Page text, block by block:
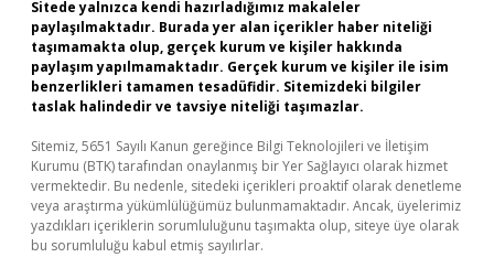
Sitede yalnızca kendi hazırladığımız makaleler
paylaşılmaktadır. Burada yer alan içerikler haber niteliği
taşımamakta olup, gerçek kurum ve kişiler hakkında
paylaşım yapılmamaktadır. Gerçek kurum ve kişiler ile isim
benzerlikleri tamamen tesadüfidir. Sitemizdeki bilgiler
taslak halindedir ve tavsiye niteliği taşımazlar.
Sitemiz, 5651 Sayılı Kanun gereğince Bilgi Teknolojileri ve İletişim
Kurumu (BTK) tarafından onaylanmış bir Yer Sağlayıcı olarak hizmet
vermektedir. Bu nedenle, sitedeki içerikleri proaktif olarak denetleme
veya araştırma yükümlülüğümüz bulunmamaktadır. Ancak, üyelerimiz
yazdıkları içeriklerin sorumluluğunu taşımakta olup, siteye üye olarak
bu sorumluluğu kabul etmiş sayılırlar.